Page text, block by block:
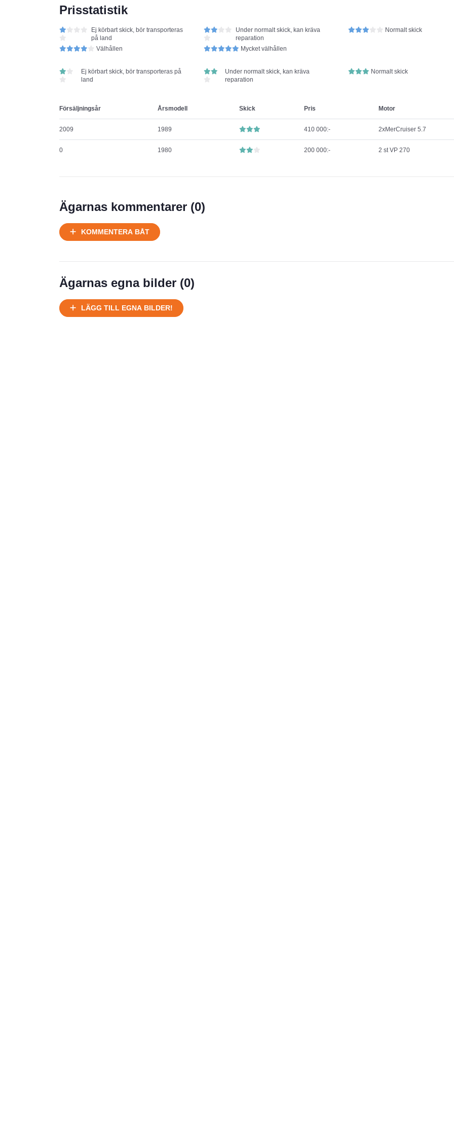
Prisstatistik
Ej körbart skick, bör transporteras
på land
Under normalt skick, kan kräva
reparation
Normalt skick
Välhållen Mycket välhållen
Ej körbart skick, bör transporteras på
land
Under normalt skick, kan kräva
reparation
Normalt skick
Försäljningsår Årsmodell Skick Pris Motor
2009 1989 410 000:- 2xMerCruiser 5.7
0 1980 200 000:- 2 st VP 270
Ägarnas kommentarer (0)
KOMMENTERA BÅT
Ägarnas egna bilder (0)
LÄGG TILL EGNA BILDER!